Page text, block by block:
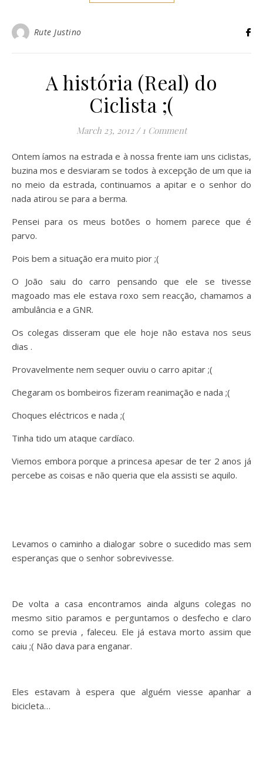
Rute Justino
A história (Real) do
Ciclista ;(
March 23, 2012 / 1 Comment
Ontem íamos na estrada e à nossa frente iam uns ciclistas,
buzina mos e desviaram se todos à excepção de um que ia
no meio da estrada, continuamos a apitar e o senhor do
nada atirou se para a berma.
Pensei para os meus botões o homem parece que é
parvo.
Pois bem a situação era muito pior ;(
O João saiu do carro pensando que ele se tivesse
magoado mas ele estava roxo sem reacção, chamamos a
ambulância e a GNR.
Os colegas disseram que ele hoje não estava nos seus
dias .
Provavelmente nem sequer ouviu o carro apitar ;(
Chegaram os bombeiros fizeram reanimação e nada ;(
Choques eléctricos e nada ;(
Tinha tido um ataque cardíaco.
Viemos embora porque a princesa apesar de ter 2 anos já
percebe as coisas e não queria que ela assisti se aquilo.
Levamos o caminho a dialogar sobre o sucedido mas sem
esperanças que o senhor sobrevivesse.
De volta a casa encontramos ainda alguns colegas no
mesmo sitio paramos e perguntamos o desfecho e claro
como se previa , faleceu. Ele já estava morto assim que
caiu ;( Não dava para enganar.
Eles estavam à espera que alguém viesse apanhar a
bicicleta…